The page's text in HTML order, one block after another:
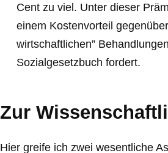
Cent zu viel. Unter dieser
einem Kostenvorteil
wirtschaftlichen”
Sozialgesetzbuch fordert.
Zur
Hier greife ich zwei wesentliche